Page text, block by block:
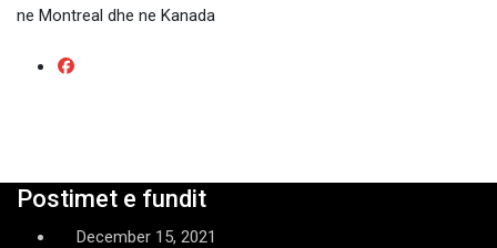
ne Montreal dhe ne Kanada
Postimet e fundit
December 15, 2021